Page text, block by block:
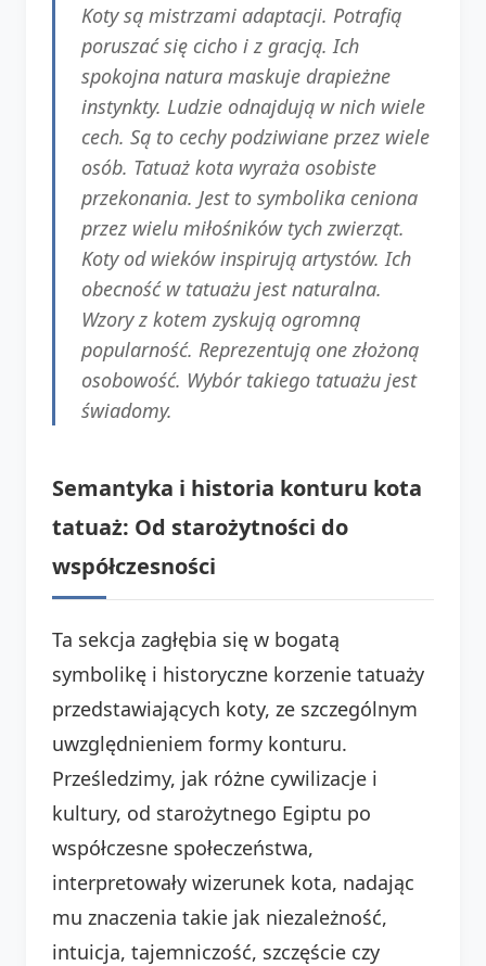
Koty są mistrzami adaptacji. Potrafią
poruszać się cicho i z gracją. Ich
spokojna natura maskuje drapieżne
instynkty. Ludzie odnajdują w nich wiele
cech. Są to cechy podziwiane przez wiele
osób. Tatuaż kota wyraża osobiste
przekonania. Jest to symbolika ceniona
przez wielu miłośników tych zwierząt.
Koty od wieków inspirują artystów. Ich
obecność w tatuażu jest naturalna.
Wzory z kotem zyskują ogromną
popularność. Reprezentują one złożoną
osobowość. Wybór takiego tatuażu jest
świadomy.
Semantyka i historia konturu kota
tatuaż: Od starożytności do
współczesności
Ta sekcja zagłębia się w bogatą
symbolikę i historyczne korzenie tatuaży
przedstawiających koty, ze szczególnym
uwzględnieniem formy konturu.
Prześledzimy, jak różne cywilizacje i
kultury, od starożytnego Egiptu po
współczesne społeczeństwa,
interpretowały wizerunek kota, nadając
mu znaczenia takie jak niezależność,
intuicja, tajemniczość, szczęście czy